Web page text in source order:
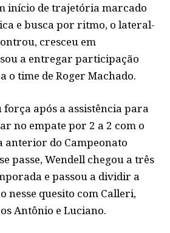
início de trajetória marcado
e busca por ritmo, o lateral-
cresceu em
a entregar participação
o time de Roger Machado.
força após a assistência para
no empate por 2 a 2 com o
anterior do Campeonato
passe, Wendell chegou a três
e passou a dividir a
nesse quesito com Calleri,
Antônio e Luciano.